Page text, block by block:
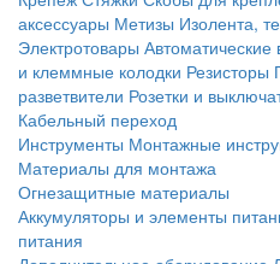
аксессуары Метизы Изолента,
Электротовары
и клеммные колодки Резисторы
разветвители Розетки и
Кабельный переход
Инструменты Монтажные
Материалы для монтажа
Огнезащитные материалы
Аккумуляторы и элементы
питания